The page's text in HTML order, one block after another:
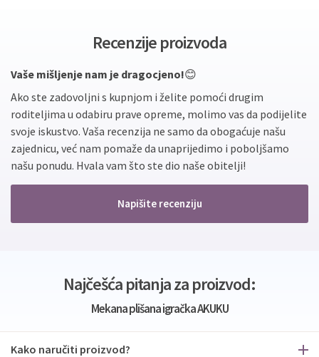
Recenzije proizvoda
Vaše mišljenje nam je dragocjeno!😊
Ako ste zadovoljni s kupnjom i želite pomoći drugim
roditeljima u odabiru prave opreme, molimo vas da podijelite
svoje iskustvo. Vaša recenzija ne samo da obogaćuje našu
zajednicu, već nam pomaže da unaprijedimo i poboljšamo
našu ponudu. Hvala vam što ste dio naše obitelji!
Napišite recenziju
Najčešća pitanja za proizvod:
Mekana plišana igračka AKUKU
Kako naručiti proizvod?